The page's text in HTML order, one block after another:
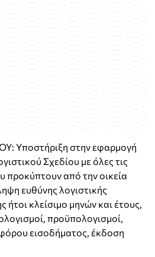
Υποστήριξη στην εφαρμογή
Σχεδίου με όλες τις
προκύπτουν από την οικεία
ευθύνης λογιστικής
κλείσιμο μηνών και έτους,
προϋπολογισμοί,
εισοδήματος, έκδοση